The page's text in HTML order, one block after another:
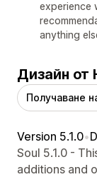
experience
anything
Дизайн от
Получаване
Version 5.1.0•
Soul 5.1.0 -
additions and